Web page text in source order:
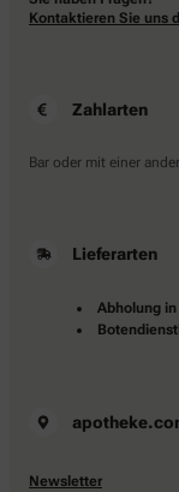
Kontaktieren Sie uns
Zahlarten
Bar oder mit einer
Lieferarten
Abholung
Newsletter